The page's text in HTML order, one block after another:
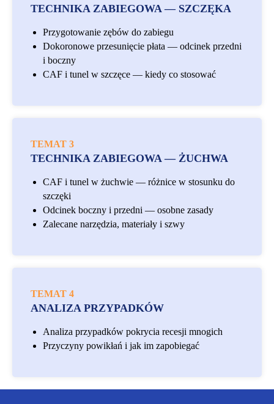
TECHNIKA ZABIEGOWA — SZCZĘKA
Przygotowanie zębów do zabiegu
Dokoronowe przesunięcie płata — odcinek przedni
i boczny
CAF i tunel w szczęce — kiedy co stosować
TEMAT 3
TECHNIKA ZABIEGOWA — ŻUCHWA
CAF i tunel w żuchwie — różnice w stosunku do
szczęki
Odcinek boczny i przedni — osobne zasady
Zalecane narzędzia, materiały i szwy
TEMAT 4
ANALIZA PRZYPADKÓW
Analiza przypadków pokrycia recesji mnogich
Przyczyny powikłań i jak im zapobiegać